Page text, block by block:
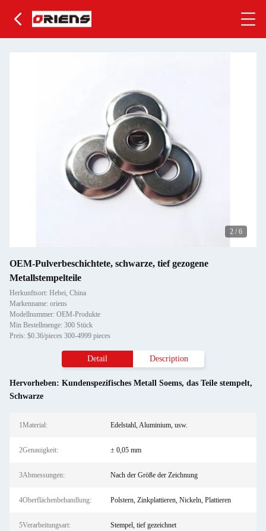
3 / 6
OEM-Pulverbeschichtete, schwarze, tief gezogene
Metallstempelteile
Herkunftsort: Hebei, China
Markenname: oriens
Modellnummer: OEM-Produkte
Min Bestellmenge: 300 Stück
Preis: $0.36/pieces 300-4999 pieces
Detail Description
Hervorheben: Kundenspezifisches Metall Soems, das Teile stempelt,
Schwarze
1Material: Edelstahl, Aluminium, usw.
2Genauigkeit: ± 0,05 mm
3Abmessungen: Nach der Größe der Zeichnung
4Oberflächenbehandlung: Polstern, Zinkplattieren, Nickeln, Plattieren
5Verarbeitungsart: Stempel, tief gezeichnet